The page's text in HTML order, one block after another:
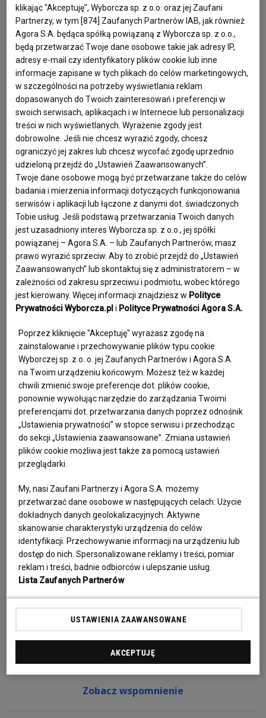
Kelley Mack
aktorka
Zobacz wspomnienie
Halina Jędrzejewska "Sławka"
sanitariuszka w powstaniu warszawskim, lekarka
Zobacz wspomnienie
amerykański zapaśnik, aktor
Zobacz wspomnienie
Ozzy Osbourne
muzyk, wokalista Black Sabbath
Zobacz wspomnienie
klikając "Akceptuję", Wyborcza sp. z o.o. oraz jej Zaufani
Partnerzy, w tym [874] Zaufanych Partnerów IAB, jak również
Agora S.A. będąca spółką powiązaną z Wyborcza sp. z o.o.,
będą przetwarzać Twoje dane osobowe takie jak adresy IP,
adresy e-mail czy identyfikatory plików cookie lub inne
informacje zapisane w tych plikach do celów marketingowych,
w szczególności na potrzeby wyświetlania reklam
dopasowanych do Twoich zainteresowań i preferencji w
swoich serwisach, aplikacjach i w Internecie lub personalizacji
treści w nich wyświetlanych. Wyrażenie zgody jest
dobrowolne. Jeśli nie chcesz wyrazić zgody, chcesz
ograniczyć jej zakres lub chcesz wycofać zgodę uprzednio
udzieloną przejdź do „Ustawień Zaawansowanych”.
Twoje dane osobowe mogą być przetwarzane także do celów
badania i mierzenia informacji dotyczących funkcjonowania
serwisów i aplikacji lub łączone z danymi dot. świadczonych
Tobie usług. Jeśli podstawą przetwarzania Twoich danych
jest uzasadniony interes Wyborcza sp. z o.o., jej spółki
powiązanej – Agora S.A. – lub Zaufanych Partnerów, masz
prawo wyrazić sprzeciw. Aby to zrobić przejdź do „Ustawień
Zaawansowanych” lub skontaktuj się z administratorem – w
zależności od zakresu sprzeciwu i podmiotu, wobec którego
jest kierowany. Więcej informacji znajdziesz w Polityce
Prywatności Wyborcza.pl i Polityce Prywatności Agora S.A.
Poprzez kliknięcie "Akceptuję" wyrażasz zgodę na
zainstalowanie i przechowywanie plików typu cookie
Wyborczej sp. z o. o. jej Zaufanych Partnerów i Agora S.A.
na Twoim urządzeniu końcowym. Możesz też w każdej
chwili zmienić swoje preferencje dot. plików cookie,
ponownie wywołując narzędzie do zarządzania Twoimi
preferencjami dot. przetwarzania danych poprzez odnośnik
„Ustawienia prywatności” w stopce serwisu i przechodząc
do sekcji „Ustawienia zaawansowane”. Zmiana ustawień
plików cookie możliwa jest także za pomocą ustawień
przeglądarki.
My, nasi Zaufani Partnerzy i Agora S.A. możemy
przetwarzać dane osobowe w następujących celach:Użycie
dokładnych danych geolokalizacyjnych. Aktywne
skanowanie charakterystyki urządzenia do celów
identyfikacji. Przechowywanie informacji na urządzeniu lub
dostęp do nich. Spersonalizowane reklamy i treści, pomiar
reklam i treści, badnie odbiorców i ulepszanie usług.
Lista Zaufanych Partnerów
USTAWIENIA ZAAWANSOWANE
AKCEPTUJĘ